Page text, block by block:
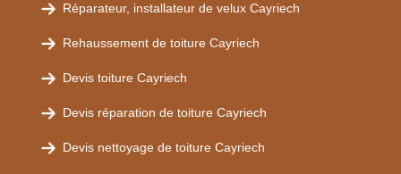
Réparateur, installateur de velux Cayriech
Rehaussement de toiture Cayriech
Devis toiture Cayriech
Devis réparation de toiture Cayriech
Devis nettoyage de toiture Cayriech